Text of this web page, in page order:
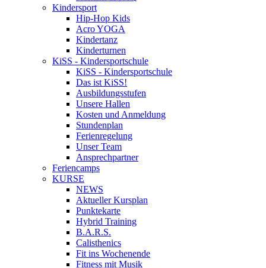
Kindersport
Hip-Hop Kids
Acro YOGA
Kindertanz
Kinderturnen
KiSS - Kindersportschule
KiSS - Kindersportschule
Das ist KiSS!
Ausbildungsstufen
Unsere Hallen
Kosten und Anmeldung
Stundenplan
Ferienregelung
Unser Team
Ansprechpartner
Feriencamps
KURSE
NEWS
Aktueller Kursplan
Punktekarte
Hybrid Training
B.A.R.S.
Calisthenics
Fit ins Wochenende
Fitness mit Musik